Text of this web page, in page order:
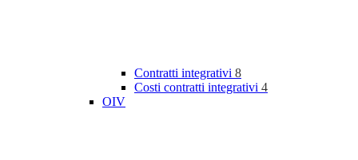
Contratti integrativi 8
Costi contratti integrativi 4
OIV